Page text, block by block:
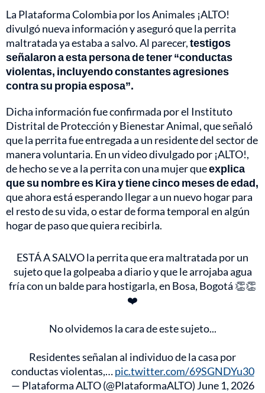
La Plataforma Colombia por los Animales ¡ALTO!
divulgó nueva información y aseguró que la perrita
maltratada ya estaba a salvo. Al parecer,testigos
señalaron a esta persona de tener “conductas
violentas, incluyendo constantes agresiones
contra su propia esposa”.
Dicha información fue confirmada por el Instituto
Distrital de Protección y Bienestar Animal, que señaló
que la perrita fue entregada a un residente del sector de
manera voluntaria. En un video divulgado por ¡ALTO!,
de hecho se ve a la perrita con una mujer queexplica
que su nombre es Kira y tiene cinco meses de edad,
que ahora está esperando llegar a un nuevo hogar para
el resto de su vida, o estar de forma temporal en algún
hogar de paso que quiera recibirla.
ESTÁ A SALVO la perrita que era maltratada por un
sujeto que la golpeaba a diario y que le arrojaba agua
fría con un balde para hostigarla, en Bosa, Bogotá 👏👏
❤️
No olvidemos la cara de este sujeto...
Residentes señalan al individuo de la casa por
conductas violentas,…pic.twitter.com/69SGNDYu30
— Plataforma ALTO (@PlataformaALTO) June 1, 2026